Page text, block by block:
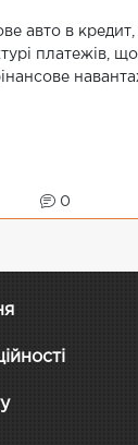
авто в кредит,
платежів,
0